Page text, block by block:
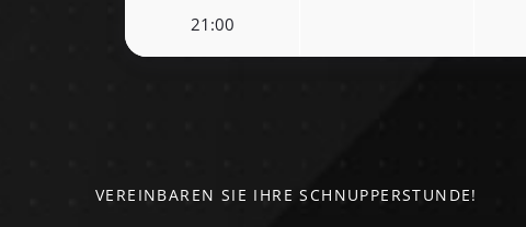
21:00
VEREINBAREN SIE IHRE SCHNUPPERSTUNDE!